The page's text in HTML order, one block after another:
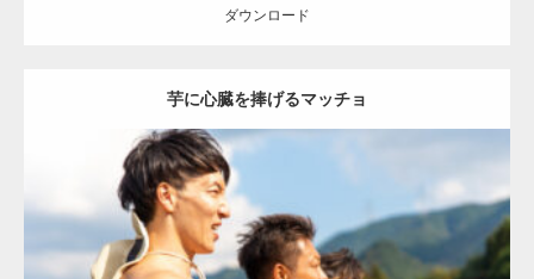
ダウンロード
芋に心臓を捧げるマッチョ
Update:2023.02.11
Category:芋掘りのマッチョ オレンジの人 TAKEAKIHITO(細マッチ